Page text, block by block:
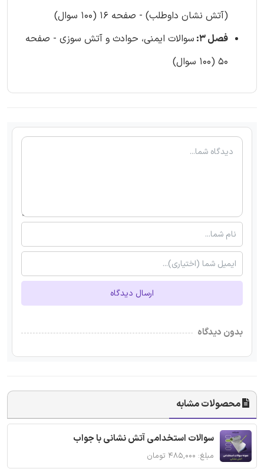
(آتش نشان داوطلب) - صفحه 16 (100 سوال)
فصل 3:
سوالات ایمنی، حوادث و آتش سوزی - صفحه
50 (100 سوال)
ارسال دیدگاه
بدون دیدگاه
محصولات مشابه
سوالات استخدامی آتش نشانی با جواب
مبلغ: ۴۸۵,۰۰۰ تومان